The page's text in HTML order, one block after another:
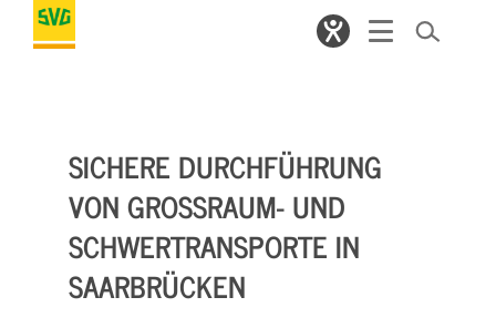
SICHERE DURCHFÜHRUNG
VON GROSSRAUM- UND S
CHWERTRANSPORTE IN S
AARBRÜCKEN